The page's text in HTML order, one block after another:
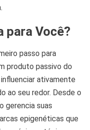
para Você?
passo para
produto passivo do
ativamente
ao seu redor. Desde o
gerencia suas
epigenéticas que